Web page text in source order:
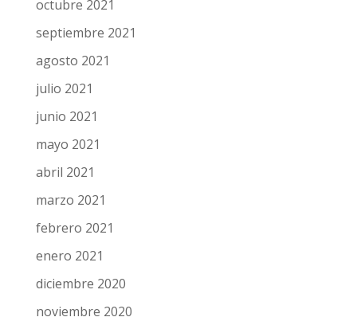
octubre 2021
septiembre 2021
agosto 2021
julio 2021
junio 2021
mayo 2021
abril 2021
marzo 2021
febrero 2021
enero 2021
diciembre 2020
noviembre 2020